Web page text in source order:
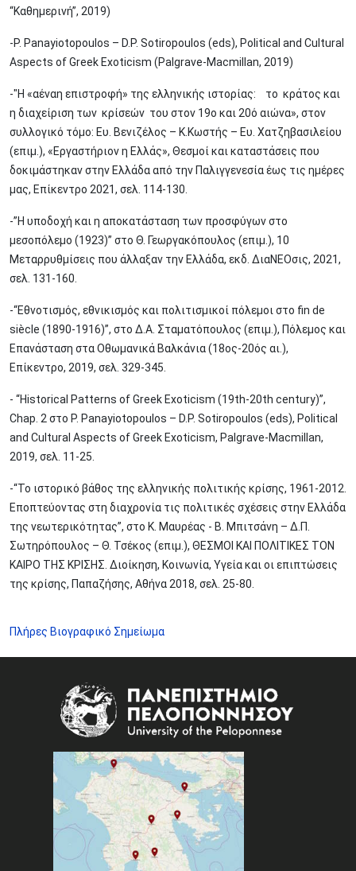
“Καθημερινή”, 2019)
-P. Panayiotopoulos – D.P. Sotiropoulos (eds), Political and Cultural
Aspects of Greek Exoticism (Palgrave-Macmillan, 2019)
-"Η «αέναη επιστροφή» της ελληνικής ιστορίας: το κράτος και
η διαχείριση των κρίσεών του στον 19ο και 20ό αιώνα», στον
συλλογικό τόμο: Ευ. Βενιζέλος – Κ.Κωστής – Ευ. Χατζηβασιλείου
(επιμ.), «Εργαστήριον η Ελλάς», Θεσμοί και καταστάσεις που
δοκιμάστηκαν στην Ελλάδα από την Παλιγγενεσία έως τις ημέρες
μας, Επίκεντρο 2021, σελ. 114-130.
-”Η υποδοχή και η αποκατάσταση των προσφύγων στο
μεσοπόλεμο (1923)” στο Θ. Γεωργακόπουλος (επιμ.), 10
Μεταρρυθμίσεις που άλλαξαν την Ελλάδα, εκδ. ΔιαΝΕΟσις, 2021,
σελ. 131-160.
-“Εθνοτισμός, εθνικισμός και πολιτισμικοί πόλεμοι στο fin de
siècle (1890-1916)”, στο Δ.Α. Σταματόπουλος (επιμ.), Πόλεμος και
Επανάσταση στα Οθωμανικά Βαλκάνια (18ος-20ός αι.),
Επίκεντρο, 2019, σελ. 329-345.
- “Historical Patterns of Greek Exoticism (19th-20th century)”,
Chap. 2 στο P. Panayiotopoulos – D.P. Sotiropoulos (eds), Political
and Cultural Aspects of Greek Exoticism, Palgrave-Macmillan,
2019, σελ. 11-25.
-“Το ιστορικό βάθος της ελληνικής πολιτικής κρίσης, 1961-2012.
Εποπτεύοντας στη διαχρονία τις πολιτικές σχέσεις στην Ελλάδα
της νεωτερικότητας”, στο Κ. Μαυρέας - Β. Μπιτσάνη – Δ.Π.
Σωτηρόπουλος – Θ. Τσέκος (επιμ.), ΘΕΣΜΟΙ ΚΑΙ ΠΟΛΙΤΙΚΕΣ ΤΟΝ
ΚΑΙΡΟ ΤΗΣ ΚΡΙΣΗΣ. Διοίκηση, Κοινωνία, Υγεία και οι επιπτώσεις
της κρίσης, Παπαζήσης, Αθήνα 2018, σελ. 25-80.
Πλήρες Βιογραφικό Σημείωμα